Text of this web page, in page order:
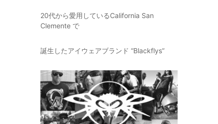
20代から愛用しているCalifornia San
Clemente で
誕生したアイウェアブランド “Blackflys”